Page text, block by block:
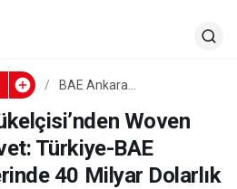
BAE Ankara
Global’e Özel Davet:
Türkiye-BAE Ekonomik
İlişkilerinde 40 Milyar
Dolarlık Hedef Vurgulandı
Woven
Türkiye-BAE
40 Milyar Dolarlık